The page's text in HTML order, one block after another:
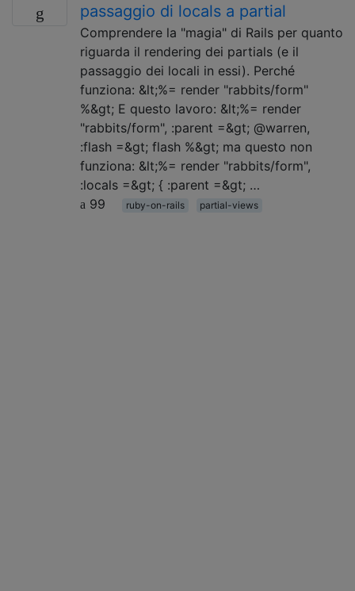
passaggio di locals a partial
Comprendere la "magia" di Rails per quanto
riguarda il rendering dei partials (e il
passaggio dei locali in essi). Perché
funziona: &lt;%= render "rabbits/form"
%&gt; E questo lavoro: &lt;%= render
"rabbits/form", :parent =&gt; @warren,
:flash =&gt; flash %&gt; ma questo non
funziona: &lt;%= render "rabbits/form",
:locals =&gt; { :parent =&gt; …
99
ruby-on-rails partial-views